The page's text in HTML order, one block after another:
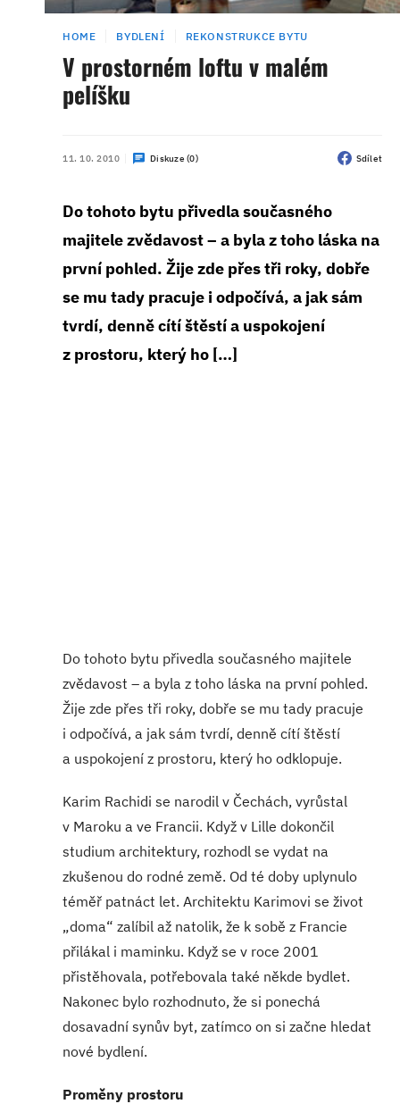
HOME BYDLENÍ REKONSTRUKCE BYTU
V prostorném loftu v malém
pelíšku
11. 10. 2010 Diskuze (0) Sdílet
Do tohoto bytu přivedla současného
majitele zvědavost – a byla z toho láska na
první pohled. Žije zde přes tři roky, dobře
se mu tady pracuje i odpočívá, a jak sám
tvrdí, denně cítí štěstí a uspokojení
z prostoru, který ho […]
Do tohoto bytu přivedla současného majitele
zvědavost – a byla z toho láska na první pohled.
Žije zde přes tři roky, dobře se mu tady pracuje
i odpočívá, a jak sám tvrdí, denně cítí štěstí
a uspokojení z prostoru, který ho odklopuje.
Karim Rachidi se narodil v Čechách, vyrůstal
v Maroku a ve Francii. Když v Lille dokončil
studium architektury, rozhodl se vydat na
zkušenou do rodné země. Od té doby uplynulo
téměř patnáct let. Architektu Karimovi se život
„doma“ zalíbil až natolik, že k sobě z Francie
přilákal i maminku. Když se v roce 2001
přistěhovala, potřebovala také někde bydlet.
Nakonec bylo rozhodnuto, že si ponechá
dosavadní synův byt, zatímco on si začne hledat
nové bydlení.
Proměny prostoru